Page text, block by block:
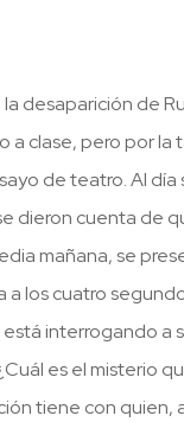
desaparición de
a clase, pero por la
de teatro. Al
dieron cuenta de
mañana, se
los cuatro
interrogando a
es el misterio
tiene con quien,